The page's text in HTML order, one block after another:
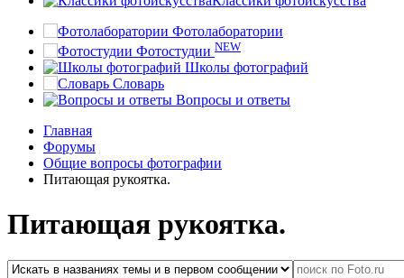
Фотолаборатории
Фотостудии NEW
Школы фотографий
Словарь
Вопросы и ответы
Главная
Форумы
Общие вопросы фотографии
Питающая рукоятка.
Питающая рукоятка.